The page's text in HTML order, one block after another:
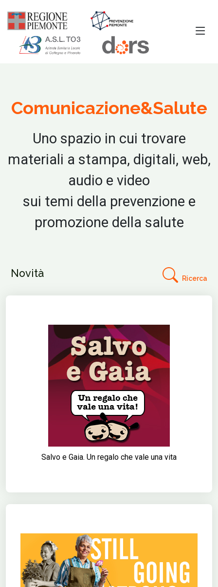
Comunicazione&Salute
Uno spazio in cui trovare
materiali a stampa, digitali, web,
audio e video
sui temi della prevenzione e
promozione della salute
Novità Ricerca
Salvo e Gaia. Un regalo che vale una vita